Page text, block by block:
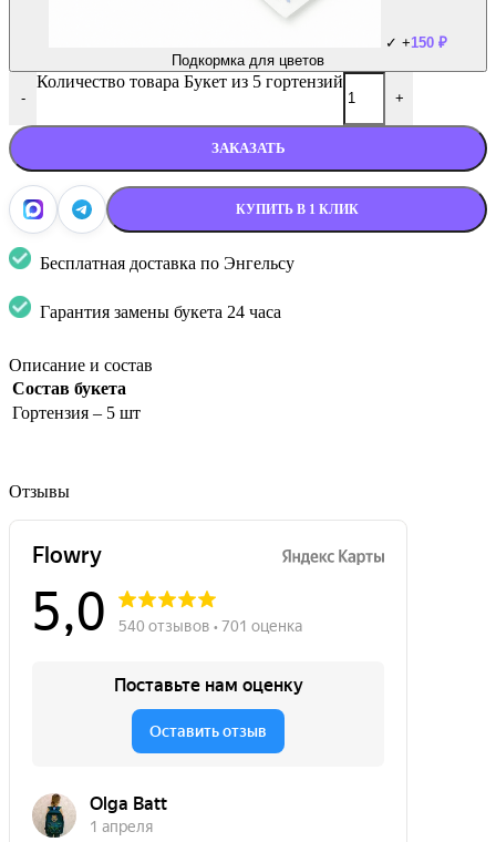
✓ +150 ₽
Подкормка для цветов
-
Количество товара Букет из 5 гортензий
+
ЗАКАЗАТЬ
КУПИТЬ В 1 КЛИК
Бесплатная доставка по Энгельсу
Гарантия замены букета 24 часа
Описание и состав
Состав букета
Гортензия – 5 шт
Отзывы